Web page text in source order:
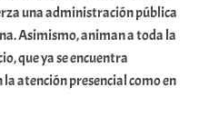
una administración pública
Asimismo, animan a toda la
que ya se encuentra
atención presencial como en